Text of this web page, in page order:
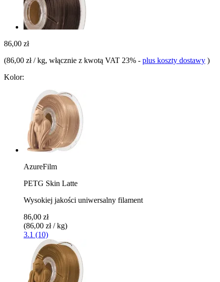
86,00 zł
(86,00 zł / kg, włącznie z kwotą VAT 23% - plus koszty dostawy )
Kolor:
AzureFilm
PETG Skin Latte
Wysokiej jakości uniwersalny filament
86,00 zł
(86,00 zł / kg)
3.1 (10)